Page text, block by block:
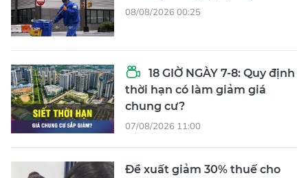
08/08/2026 00:25
18 GIỜ NGÀY 7-8: Quy định
thời hạn có làm giảm giá
chung cư?
07/08/2026 11:00
Đề xuất giảm 30% thuế cho